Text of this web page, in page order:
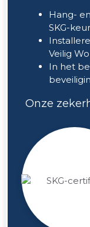
Hang-
SKG-
Veilig
In het
Onze